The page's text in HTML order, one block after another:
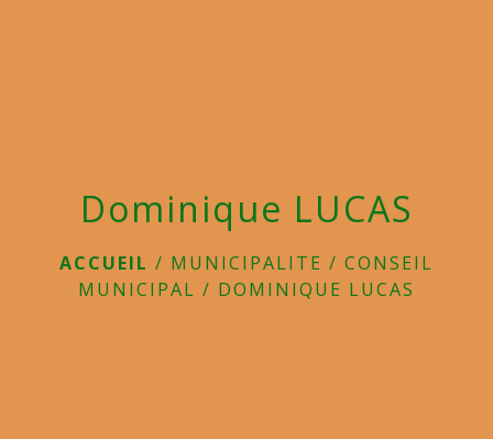
Dominique LUCAS
ACCUEIL / MUNICIPALITE / CONSEIL
MUNICIPAL / DOMINIQUE LUCAS